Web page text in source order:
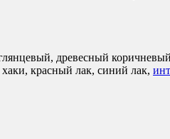
древесный
красный лак, синий лак,